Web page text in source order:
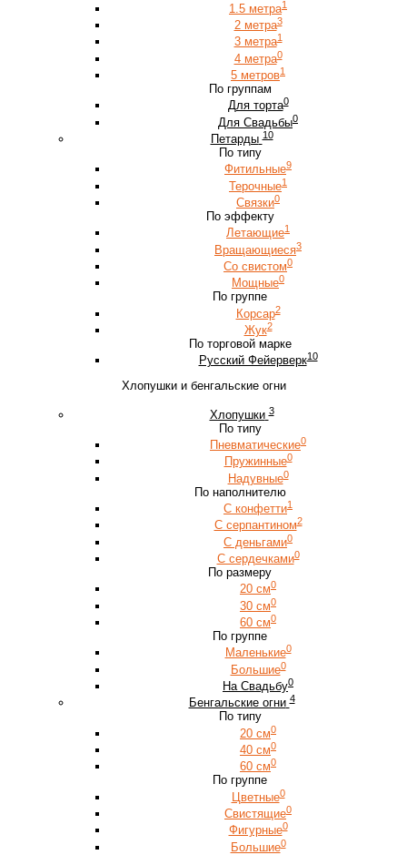
1.5 метра1
2 метра3
3 метра1
4 метра0
5 метров1
По группам
Для торта0
Для Свадьбы0
Петарды 10
По типу
Фитильные9
Терочные1
Связки0
По эффекту
Летающие1
Вращающиеся3
Со свистом0
Мощные0
По группе
Корсар2
Жук2
По торговой марке
Русский Фейерверк10
Хлопушки и бенгальские огни
Хлопушки 3
По типу
Пневматические0
Пружинные0
Надувные0
По наполнителю
С конфетти1
С серпантином2
С деньгами0
С сердечками0
По размеру
20 см0
30 см0
60 см0
По группе
Маленькие0
Большие0
На Свадьбу0
Бенгальские огни 4
По типу
20 см0
40 см0
60 см0
По группе
Цветные0
Свистящие0
Фигурные0
Большие0